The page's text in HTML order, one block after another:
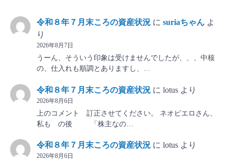
令和８年７月末ころの資産状況 に suriaちゃん よ
り
2026年8月7日
うーん、そういう印象は受けませんでしたが、、、中核
の、仕入れも順調とありますし、…
令和８年７月末ころの資産状況 に lotus より
2026年8月6日
上のコメント 訂正させてください。 ネオピエロさん、
私も の後 「株主なの…
令和８年７月末ころの資産状況 に lotus より
2026年8月6日